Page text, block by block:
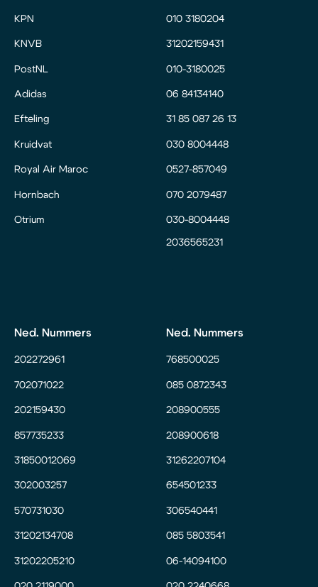
KPN
KNVB
PostNL
Adidas
Efteling
Kruidvat
Royal Air Maroc
Hornbach
Otrium
010 3180204
31202159431
010-3180025
06 84134140
31 85 087 26 13
030 8004448
0527-857049
070 2079487
030-8004448
2036565231
Ned. Nummers
202272961
702071022
202159430
857735233
31850012069
302003257
570731030
31202134708
31202205210
Ned. Nummers
768500025
085 0872343
208900555
208900618
31262207104
654501233
306540441
085 5803541
06-14094100